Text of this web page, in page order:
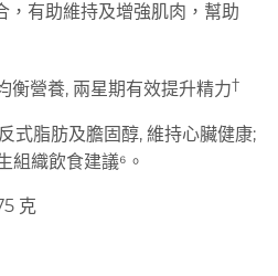
，有助維持及增強肌肉，幫助
衡營養, 兩星期有效提升精力†
式脂肪及膽固醇, 維持心臟健康;
組織飲食建議⁶。
克